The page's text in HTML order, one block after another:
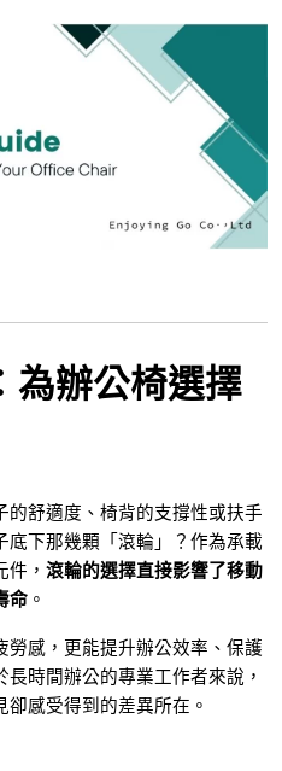
為辦公椅選擇
的舒適度、椅背的支撐性或扶手
底下那幾顆「滾輪」？作為承載
， 滾輪的選擇直接影響了移動
命 。
勞感，更能提升辦公效率、保護
時間辦公的專業工作者來說，
感受得到的差異所在。